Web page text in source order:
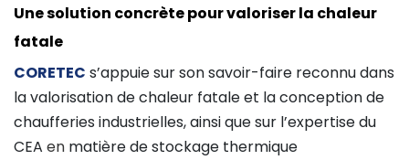
Une solution concrète pour valoriser la chaleur
fatale
CORETEC s’appuie sur son savoir-faire reconnu dans
la valorisation de chaleur fatale et la conception de
chaufferies industrielles, ainsi que sur l’expertise du
CEA en matière de stockage thermique